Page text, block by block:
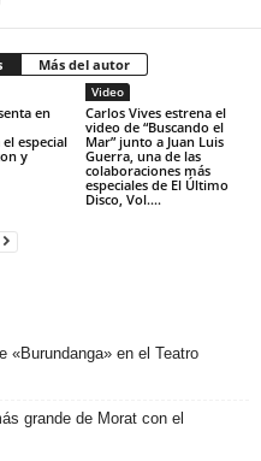
Más del autor
en
especial
y
Video
Carlos Vives estrena el
video de “Buscando el
Mar” junto a Juan Luis
Guerra, una de las
colaboraciones más
especiales de El Último
Disco, Vol....
«Burundanga» en el Teatro
grande de Morat con el